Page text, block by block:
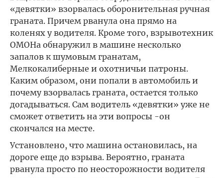
«девятки» взорвалась оборонительная ручная
граната. Причем рванула она прямо на
коленях у водителя. Кроме того, взрывотехник
ОМОНа обнаружил в машине несколько
запалов к шумовым гранатам,
Мелкокалиберные и охотничьи патроны.
Каким образом, они попали в автомобиль и
почему взорвалась граната, остается только
догадываться. Сам водитель «девятки» уже не
сможет ответить на эти вопросы -он
скончался на месте.
Установлено, что машина остановилась, на
дороге еще до взрыва. Вероятно, граната
рванула просто по неосторожности водителя